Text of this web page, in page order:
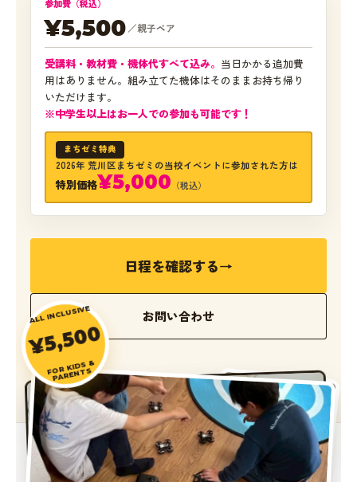
参加費（税込）
¥5,500 ／親子ペア
受講料・教材費・機体代すべて込み。 当日かかる追加費
用はありません。組み立てた機体はそのままお持ち帰り
いただけます。
※中学生以上はお一人での参加も可能です！
まちゼミ特典
2026年 荒川区まちゼミの当校イベントに参加された方は
特別価格¥5,000 （税込）
日程を確認する→
お問い合わせ
ALL INCLUSIVE
¥5,500
FOR KIDS &
PARENTS
📅 SCHEDULE
2026年 夏休み限定 全8回開催